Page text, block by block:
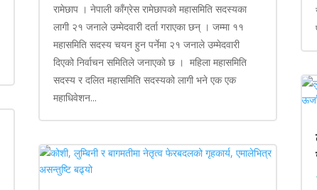
रामेछाप । नेपाली काँग्रेस रामेछापको महासमिति सदस्यका
लागी २१ जनाले उम्मेदवारी दर्ता गराएका छन् । जम्मा ११
महासमिति सदस्य चयन हुन पर्नेमा २१ जनाले उम्मेदवारी
दिएको निर्वाचन समितिले जनाएको छ । महिला महासमिति
सदस्य र दलित महासमिति सदस्यको लागी भने एक एक
महाधिवेशन...